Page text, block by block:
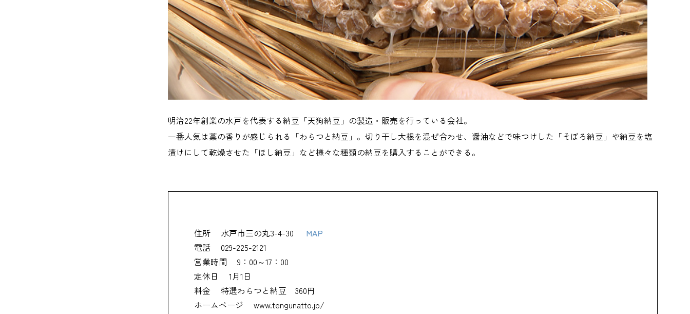
明治22年創業の水戸を代表する納豆「天狗納豆」の製造・販売を行っている会社。
一番人気は藁の香りが感じられる「わらつと納豆」。切り干し大根を混ぜ合わせ、醤油などで味つけした「そぼろ納豆」や納豆を塩
漬けにして乾燥させた「ほし納豆」など様々な種類の納豆を購入することができる。
住所 水戸市三の丸3-4-30
MAP
電話
029-225-2121
営業時間
9：00～17：00
定休日
1月1日
料金
特選わらつと納豆 360円
ホームページ
www.tengunatto.jp/